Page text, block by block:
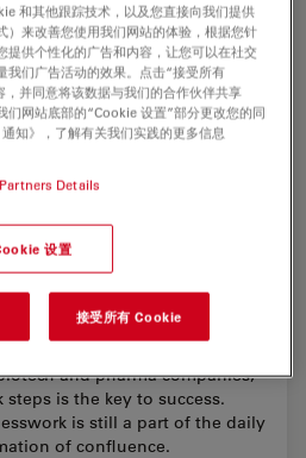
in your cell culture lab
and pharma companies,
is the key to success.
is still a part of the daily
of confluence.
和其他跟踪技术，以及您直接向我们提供
）来改善您使用我们网站的体验，根据您针
提供个性化的广告和内容，让您可以在社交
我们广告活动的效果。点击“接受所有
并同意将该数据与我们的合作伙伴共享
们网站底部的“Cookie 设置”部分更改您的同
知》，了解有关我们实践的更多信息
Details
设置
接受所有 Cookie